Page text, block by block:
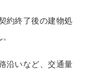
約終了後の建物処
沿いなど、交通量